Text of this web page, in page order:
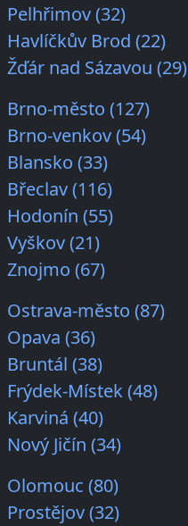
Pelhřimov (32)
Havlíčkův Brod (22)
Žďár nad Sázavou (29)
Brno-město (127)
Brno-venkov (54)
Blansko (33)
Břeclav (116)
Hodonín (55)
Vyškov (21)
Znojmo (67)
Ostrava-město (87)
Opava (36)
Bruntál (38)
Frýdek-Místek (48)
Karviná (40)
Nový Jičín (34)
Olomouc (80)
Prostějov (32)